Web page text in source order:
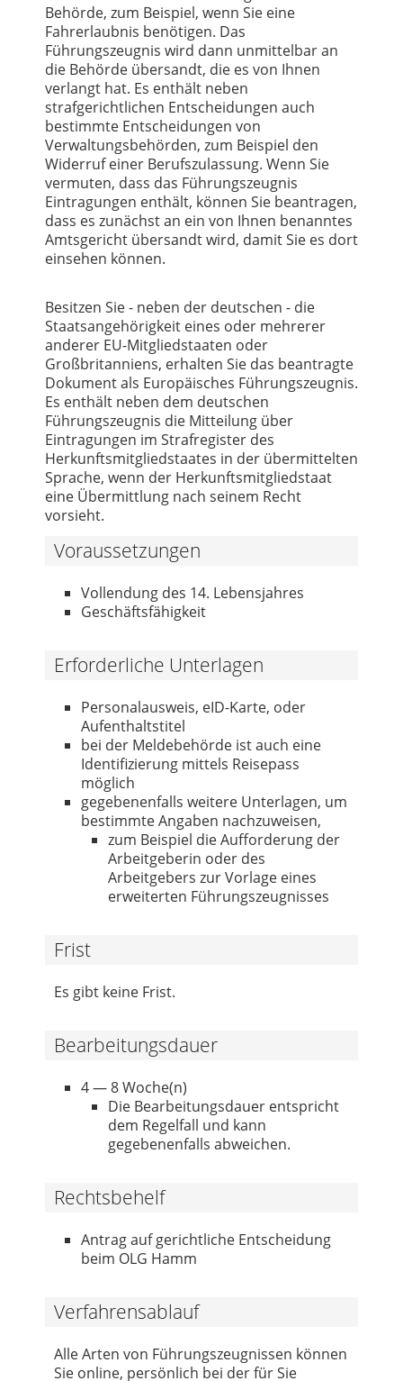
Behörde, zum Beispiel, wenn Sie eine
Fahrerlaubnis benötigen. Das
Führungszeugnis wird dann unmittelbar an
die Behörde übersandt, die es von Ihnen
verlangt hat. Es enthält neben
strafgerichtlichen Entscheidungen auch
bestimmte Entscheidungen von
Verwaltungsbehörden, zum Beispiel den
Widerruf einer Berufszulassung. Wenn Sie
vermuten, dass das Führungszeugnis
Eintragungen enthält, können Sie beantragen,
dass es zunächst an ein von Ihnen benanntes
Amtsgericht übersandt wird, damit Sie es dort
einsehen können.
Besitzen Sie - neben der deutschen - die
Staatsangehörigkeit eines oder mehrerer
anderer EU-Mitgliedstaaten oder
Großbritanniens, erhalten Sie das beantragte
Dokument als Europäisches Führungszeugnis.
Es enthält neben dem deutschen
Führungszeugnis die Mitteilung über
Eintragungen im Strafregister des
Herkunftsmitgliedstaates in der übermittelten
Sprache, wenn der Herkunftsmitgliedstaat
eine Übermittlung nach seinem Recht
vorsieht.
Voraussetzungen
Vollendung des 14. Lebensjahres
Geschäftsfähigkeit
Erforderliche Unterlagen
Personalausweis, eID-Karte, oder
Aufenthaltstitel
bei der Meldebehörde ist auch eine
Identifizierung mittels Reisepass
möglich
gegebenenfalls weitere Unterlagen, um
bestimmte Angaben nachzuweisen,
zum Beispiel die Aufforderung der
Arbeitgeberin oder des
Arbeitgebers zur Vorlage eines
erweiterten Führungszeugnisses
Frist
Es gibt keine Frist.
Bearbeitungsdauer
4 — 8 Woche(n)
Die Bearbeitungsdauer entspricht
dem Regelfall und kann
gegebenenfalls abweichen.
Rechtsbehelf
Antrag auf gerichtliche Entscheidung
beim OLG Hamm
Verfahrensablauf
Alle Arten von Führungszeugnissen können
Sie online, persönlich bei der für Sie